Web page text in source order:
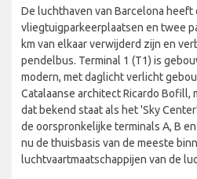
De luchthaven van Barcelona heeft
vliegtuigparkeerplaatsen en twee
km van elkaar verwijderd zijn en
pendelbus. Terminal 1 (T1) is
modern, met daglicht verlicht
Catalaanse architect Ricardo Bofill,
dat bekend staat als het 'Sky
de oorspronkelijke terminals A, B
nu de thuisbasis van de meeste
luchtvaartmaatschappijen van de